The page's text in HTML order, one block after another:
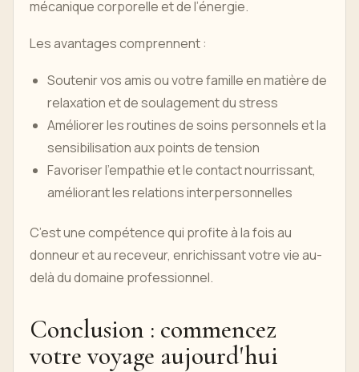
mécanique corporelle et de l’énergie.
Les avantages comprennent :
Soutenir vos amis ou votre famille en matière de
relaxation et de soulagement du stress
Améliorer les routines de soins personnels et la
sensibilisation aux points de tension
Favoriser l'empathie et le contact nourrissant,
améliorant les relations interpersonnelles
C’est une compétence qui profite à la fois au
donneur et au receveur, enrichissant votre vie au-
delà du domaine professionnel.
Conclusion : commencez
votre voyage aujourd'hui